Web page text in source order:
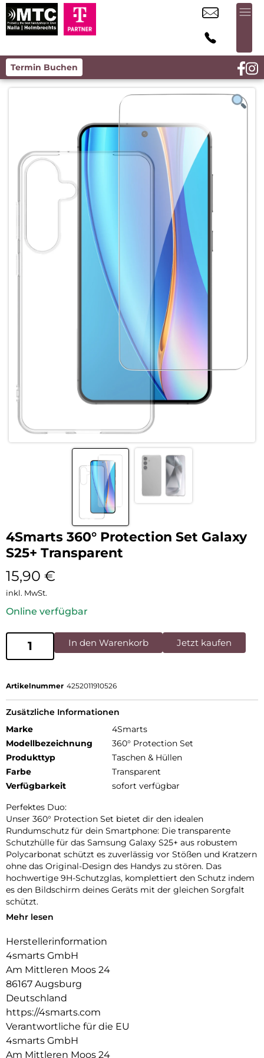
Termin Buchen
4Smarts 360° Protection Set Galaxy
S25+ Transparent
15,90 €
inkl. MwSt.
Online verfügbar
In den Warenkorb Jetzt kaufen
Artikelnummer 4252011910526
Zusätzliche Informationen
Marke
4Smarts
Modellbezeichnung
360° Protection Set
Produkttyp
Taschen & Hüllen
Farbe
Transparent
Verfügbarkeit
sofort verfügbar
Perfektes Duo:
Unser 360° Protection Set bietet dir den idealen
Rundumschutz für dein Smartphone: Die transparente
Schutzhülle für das Samsung Galaxy S25+ aus robustem
Polycarbonat schützt es zuverlässig vor Stößen und Kratzern
ohne das Original-Design des Handys zu stören. Das
hochwertige 9H-Schutzglas, komplettiert den Schutz indem
es den Bildschirm deines Geräts mit der gleichen Sorgfalt
schützt.
Unbeeinträchtigte Bedienung:
optimalen Schutz für dein Gerät, ohne die Bedienbarkeit
einzuschränken. Während die Hülle es vor Stößen und
Kratzern bewahrt, schützt das Schutzglas das Display, ohne
die Touchscreen-Funktionalität zu beeinträchtigen. Erlebe
uneingeschränkte Nutzung und maximalen Schutz in einem
Produkt.
Transparente Eleganz:
Entdecke den Vorteil von Schutz und Ästhetik mit unserer
Mehr lesen
Herstellerinformation
4smarts GmbH
Am Mittleren Moos 24
86167 Augsburg
Deutschland
https://4smarts.com
Verantwortliche für die EU
4smarts GmbH
Am Mittleren Moos 24